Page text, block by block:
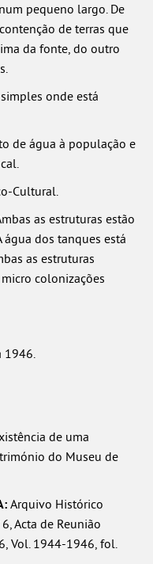
pequeno largo. De
de terras que
da fonte, do outro
onde está
de água à população e
Cultural.
as estruturas estão
água dos tanques está
as estruturas
colonizações
1946.
de uma
do Museu de
Arquivo Histórico
Acta de Reunião
Vol. 1944-1946, fol.